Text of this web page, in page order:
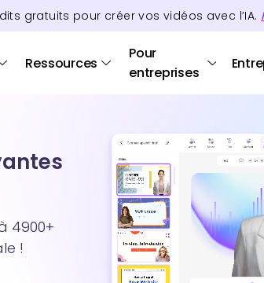
gratuits pour créer vos vidéos avec l’IA.
Ressources
Pour
entreprises
4900+
!